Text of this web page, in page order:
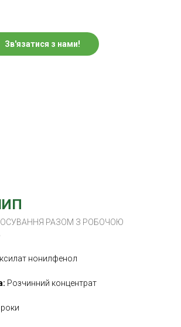
Зв'язатися з нами!
РАЗОМ З РОБОЧОЮ
нонилфенол
Розчинний концентрат